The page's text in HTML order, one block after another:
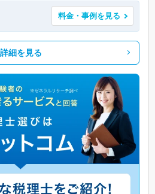
料金・事例を見る
詳細を見る